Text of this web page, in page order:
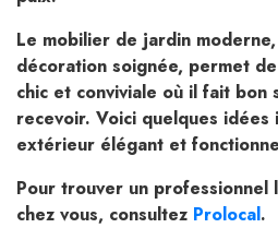
Le mobilier de jardin
décoration soignée, permet
chic et conviviale où il fait
recevoir. Voici quelques idées
extérieur élégant et
Pour trouver un professionnel
chez vous, consultez Prolocal.